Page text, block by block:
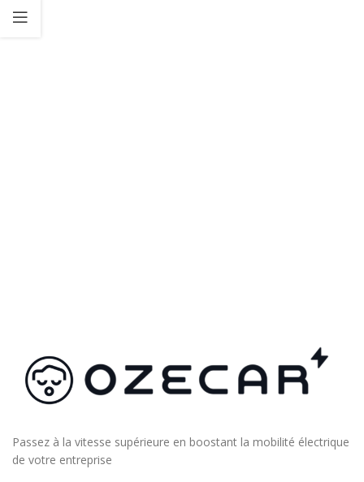
Passez à la vitesse supérieure en boostant la mobilité électrique
de votre entreprise